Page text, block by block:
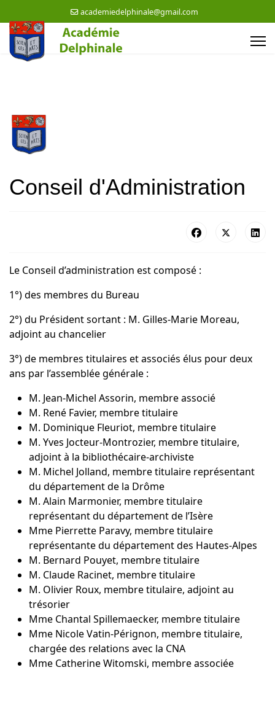
academiedelphinale@gmail.com
Conseil d'Administration
Le Conseil d’administration est composé :
1°) des membres du Bureau
2°) du Président sortant : M. Gilles-Marie Moreau,
adjoint au chancelier
3°) de membres titulaires et associés élus pour deux
ans par l’assemblée générale :
M. Jean-Michel Assorin, membre associé
M. René Favier, membre titulaire
M. Dominique Fleuriot, membre titulaire
M. Yves Jocteur-Montrozier, membre titulaire,
adjoint à la bibliothécaire-archiviste
M. Michel Jolland, membre titulaire représentant
du département de la Drôme
M. Alain Marmonier, membre titulaire
représentant du département de l’Isère
Mme Pierrette Paravy, membre titulaire
représentante du département des Hautes-Alpes
M. Bernard Pouyet, membre titulaire
M. Claude Racinet, membre titulaire
M. Olivier Roux, membre titulaire, adjoint au
trésorier
Mme Chantal Spillemaecker, membre titulaire
Mme Nicole Vatin-Pérignon, membre titulaire,
chargée des relations avec la CNA
Mme Catherine Witomski, membre associée